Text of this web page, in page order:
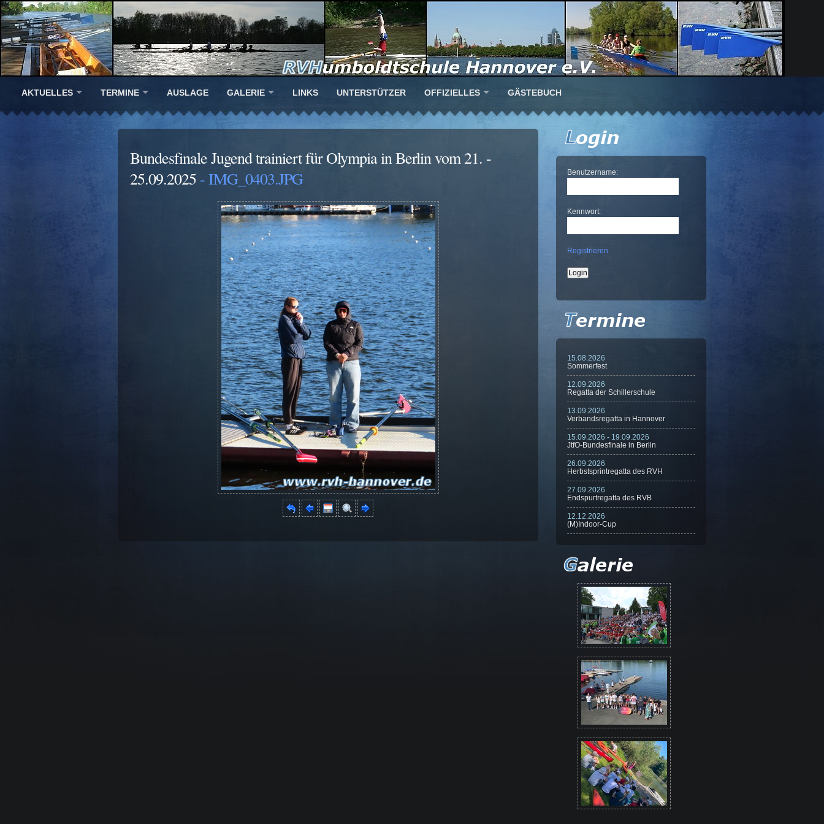
AKTUELLES TERMINE AUSLAGE GALERIE LINKS UNTERSTÜTZER OFFIZIELLES GÄSTEBUCH
Bundesfinale Jugend trainiert für Olympia in Berlin vom 21. -
25.09.2025 - IMG_0403.JPG Benutzername:
Kennwort:
Registrieren
15.08.2026
Sommerfest
12.09.2026
Regatta der Schillerschule
13.09.2026
Verbandsregatta in Hannover
15.09.2026 - 19.09.2026
JtfO-Bundesfinale in Berlin
26.09.2026
Herbstsprintregatta des RVH
27.09.2026
Endspurtregatta des RVB
12.12.2026
(M)Indoor-Cup